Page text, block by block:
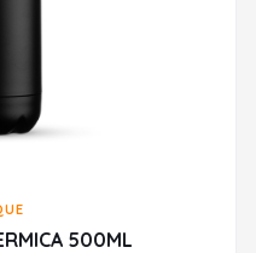
500ML